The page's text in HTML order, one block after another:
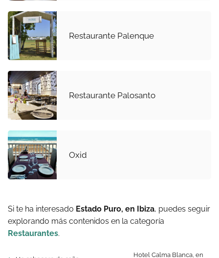
Restaurante Palenque
Restaurante Palosanto
Oxid
Si te ha interesado Estado Puro, en Ibiza, puedes seguir
explorando más contenidos en la categoría
Restaurantes.
Hotel Calma Blanca, en